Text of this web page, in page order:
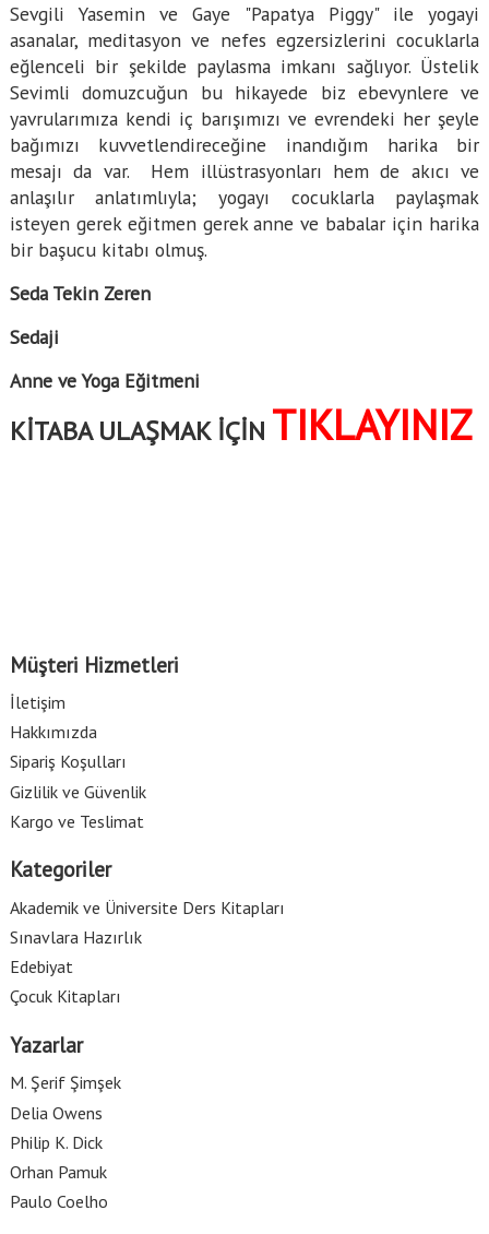
Sevgili Yasemin ve Gaye "Papatya Piggy" ile yogayi
asanalar, meditasyon ve nefes egzersizlerini cocuklarla
eğlenceli bir şekilde paylasma imkanı sağlıyor. Üstelik
Sevimli domuzcuğun bu hikayede biz ebevynlere ve
yavrularımıza kendi iç barışımızı ve evrendeki her şeyle
bağımızı kuvvetlendireceğine inandığım harika bir
mesajı da var. Hem illüstrasyonları hem de akıcı ve
anlaşılır anlatımlıyla; yogayı cocuklarla paylaşmak
isteyen gerek eğitmen gerek anne ve babalar için harika
bir başucu kitabı olmuş.
Seda Tekin Zeren
Sedaji
Anne ve Yoga Eğitmeni
KİTABA ULAŞMAK İÇİN TIKLAYINIZ
Müşteri Hizmetleri
İletişim
Hakkımızda
Sipariş Koşulları
Gizlilik ve Güvenlik
Kargo ve Teslimat
Kategoriler
Akademik ve Üniversite Ders Kitapları
Sınavlara Hazırlık
Edebiyat
Çocuk Kitapları
Yazarlar
M. Şerif Şimşek
Delia Owens
Philip K. Dick
Orhan Pamuk
Paulo Coelho